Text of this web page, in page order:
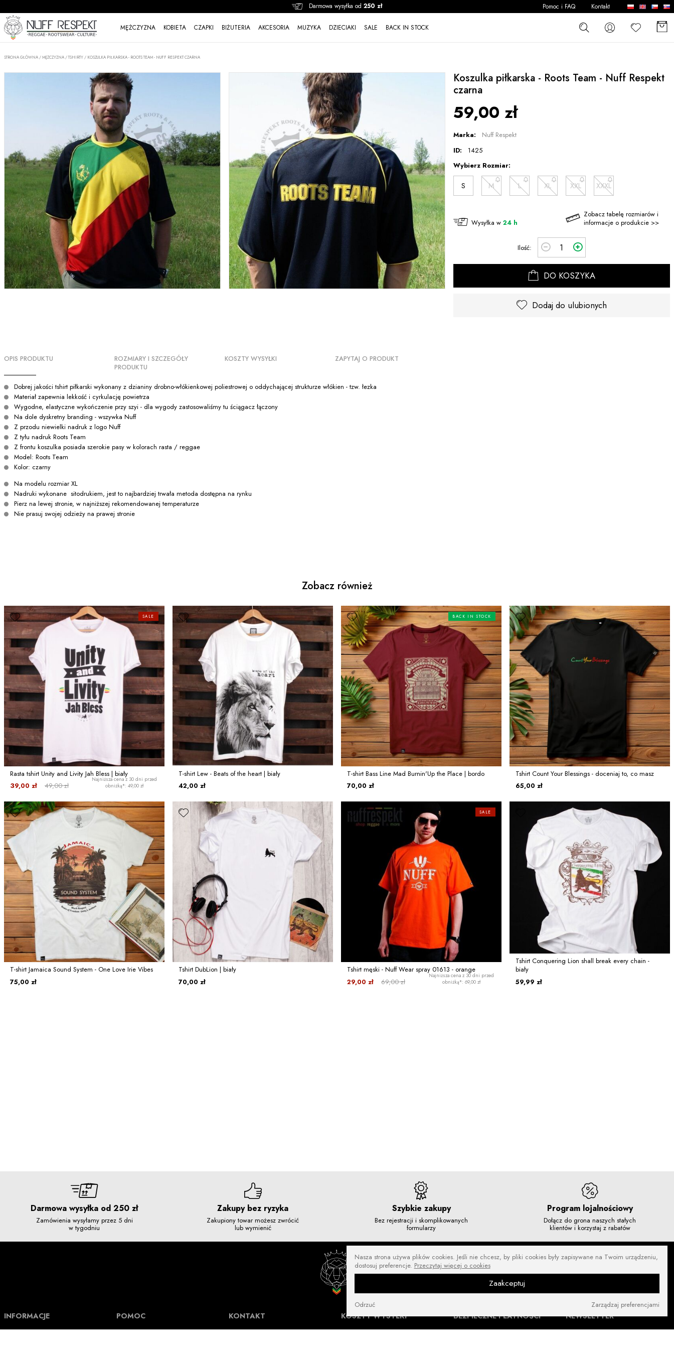
Darmowa wysyłka od 250 zł
MĘŻCZYZNA KOBIETA CZAPKI BIŻUTERIA AKCESORIA MUZYKA DZIECIAKI SALE BACK IN STOCK
Pomoc i FAQ Kontakt
STRONA GŁÓWNA /MĘŻCZYZNA /TSHIRTY / KOSZULKA PIŁKARSKA - ROOTS TEAM - NUFF RESPEKT CZARNA
Koszulka piłkarska - Roots Team - Nuff Respekt
czarna
59,00 zł
Marka:
Nuff Respekt
ID:
1425
Wybierz Rozmiar:
S M L XL XXL XXXL
Wysyłka w 24 h
Zobacz tabelę rozmiarów i
informacje o produkcie >>
Ilość:
DO KOSZYKA
Dodaj do ulubionych
OPIS PRODUKTU
ROZMIARY I SZCZEGÓŁY
PRODUKTU
KOSZTY WYSYŁKI ZAPYTAJ O PRODUKT
Dobrej jakości tshirt piłkarski wykonany z dzianiny drobno-włókienkowej poliestrowej o oddychającej strukturze włókien - tzw. łezka
Materiał zapewnia lekkość i cyrkulację powietrza
Wygodne, elastyczne wykończenie przy szyi - dla wygody zastosowaliśmy tu ściągacz łączony
Na dole dyskretny branding - wszywka Nuff
Z przodu niewielki nadruk z logo Nuff
Z tyłu nadruk Roots Team
Z frontu koszulka posiada szerokie pasy w kolorach rasta / reggae
Model: Roots Team
Kolor: czarny
Na modelu rozmiar XL
Nadruki wykonane sitodrukiem, jest to najbardziej trwała metoda dostępna na rynku
Pierz na lewej stronie, w najniższej rekomendowanej temperaturze
Nie prasuj swojej odzieży na prawej stronie
Zobacz również
Rasta tshirt Unity and Livity Jah Bless | biały
49,00 zł
39,00 zł
Najniższa cena z 30 dni przed
obniżką*: 49,00 zł
SALE
T-shirt Lew - Beats of the heart | biały
42,00 zł
T-shirt Bass Line Mad Burnin'Up the Place | bordo
70,00 zł
BACK IN STOCK
Tshirt Count Your Blessings - doceniaj to, co masz
65,00 zł
T-shirt Jamaica Sound System - One Love Irie Vibes
75,00 zł
Tshirt DubLion | biały
70,00 zł
Tshirt męski - Nuff Wear spray 01613 - orange
69,00 zł
29,00 zł
Najniższa cena z 30 dni przed
obniżką*: 69,00 zł
SALE
Tshirt Conquering Lion shall break every chain -
biały
59,99 zł
Darmowa wysyłka od 250 zł
Zamówienia wysyłamy przez 5 dni
w tygodniu
Zakupy bez ryzyka
Zakupiony towar możesz zwrócić
lub wymienić
Szybkie zakupy
Bez rejestracji i skomplikowanych
formularzy
Program lojalnościowy
Dołącz do grona naszych stałych
klientów i korzystaj z rabatów
INFORMACJE POMOC KONTAKT KOSZTY WYSYŁKI BEZPIECZNE PŁATNOŚCI NEWSLETTER
Nasza strona używa plików cookies. Jeśli nie chcesz, by pliki cookies były zapisywane na Twoim urządzeniu,
dostosuj preferencje. Przeczytaj więcej o cookies
Zaakceptuj
Zarządzaj preferencjami
Odrzuć